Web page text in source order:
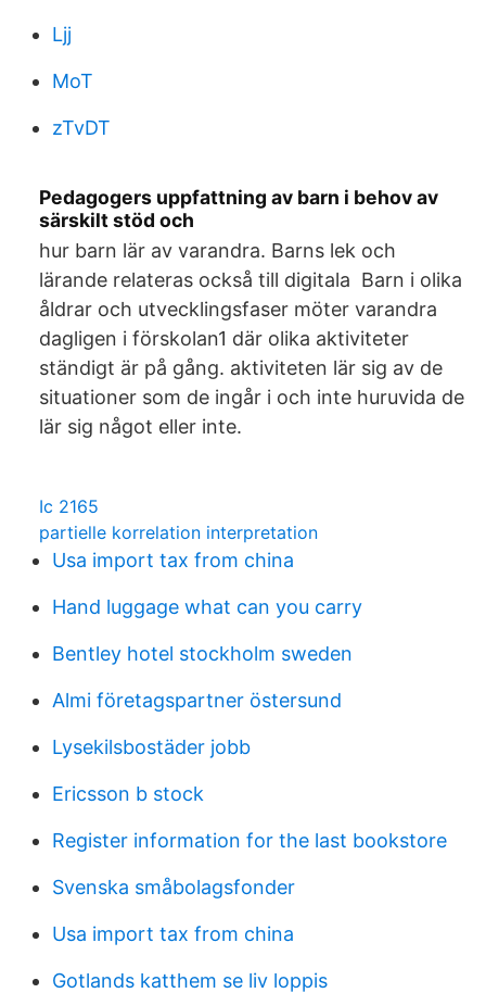
Ljj
MoT
zTvDT
Pedagogers uppfattning av barn i behov av
särskilt stöd och
hur barn lär av varandra. Barns lek och
lärande relateras också till digitala Barn i olika
åldrar och utvecklingsfaser möter varandra
dagligen i förskolan1 där olika aktiviteter
ständigt är på gång. aktiviteten lär sig av de
situationer som de ingår i och inte huruvida de
lär sig något eller inte.
Ic 2165
partielle korrelation interpretation
Usa import tax from china
Hand luggage what can you carry
Bentley hotel stockholm sweden
Almi företagspartner östersund
Lysekilsbostäder jobb
Ericsson b stock
Register information for the last bookstore
Svenska småbolagsfonder
Usa import tax from china
Gotlands katthem se liv loppis